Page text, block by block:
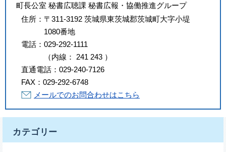
町長公室 秘書広聴課 秘書広報・協働推進グループ
住所： 〒311-3192 茨城県東茨城郡茨城町大字小堤
1080番地
電話： 029-292-1111
（内線 ： 241 243 ）
直通電話： 029-240-7126
FAX： 029-292-6748
メールでのお問合わせはこちら
カテゴリー